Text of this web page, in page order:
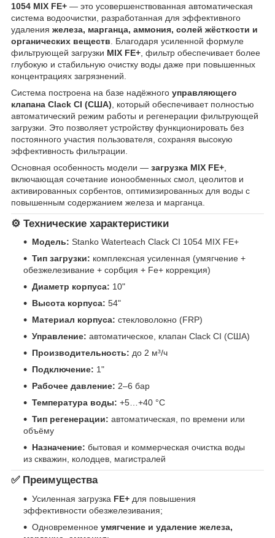
1054 MIX FE+ — это усовершенствованная автоматическая
система водоочистки, разработанная для эффективного
удаления железа, марганца, аммония, солей жёсткости и
органических веществ . Благодаря усиленной формуле
фильтрующей загрузки MIX FE+ , фильтр обеспечивает более
глубокую и стабильную очистку воды даже при повышенных
концентрациях загрязнений.
Система построена на базе надёжного управляющего
клапана Clack CI (США) , который обеспечивает полностью
автоматический режим работы и регенерации фильтрующей
загрузки. Это позволяет устройству функционировать без
постоянного участия пользователя, сохраняя высокую
эффективность фильтрации.
Основная особенность модели — загрузка MIX FE+
включающая сочетание ионообменных смол, цеолитов и
активированных сорбентов, оптимизированных для воды с
повышенным содержанием железа и марганца.
⚙️ Технические характеристики
Модель: Stanko Waterteach Clack CI 1054 MIX FE+
Тип загрузки: комплексная усиленная (умягчение +
обезжелезивание + сорбция + Fe+ коррекция)
Диаметр корпуса: 10"
Высота корпуса: 54"
Материал корпуса: стекловолокно (FRP)
Управление: автоматическое, клапан Clack CI (США)
Производительность: до 2 м³/ч
Подключение: 1"
Рабочее давление: 2–6 бар
Температура воды: +5…+40 °C
Тип регенерации: автоматическая, по времени или
объёму
Назначение: бытовая и коммерческая очистка воды
из скважин, колодцев, магистралей
✅ Преимущества
Усиленная загрузка FE+ для повышения
эффективности обезжелезивания;
Одновременное умягчение и удаление железа,